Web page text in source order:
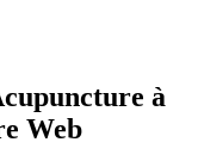
à
Web